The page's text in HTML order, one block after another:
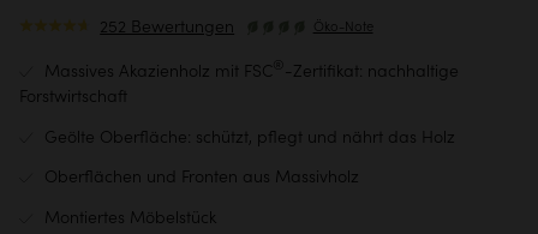
252 Bewertungen Öko-Note
Massives Akazienholz mit FSC
-Zertifikat: nachhaltige
Forstwirtschaft
Geölte Oberfläche: schützt, pflegt und nährt das Holz
Oberflächen und Fronten aus Massivholz
Montiertes Möbelstück